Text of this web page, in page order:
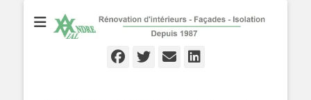
André VIAL
Rénovation d'Intérieurs - Façades - Isolation - Local depuis 1987
Facebook
Twitter
Email